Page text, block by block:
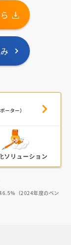
％（2024年度のベン